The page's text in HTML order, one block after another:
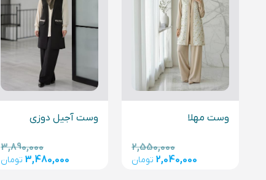
وست مهلا
2,550,000
2,040,000 تومان
وست آجیل دوزی
3,890,000
3,480,000 تومان